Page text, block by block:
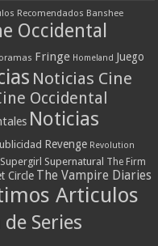
Recomendados Banshee
Occidental
Fringe Homeland Juego
Noticias Cine
Occidental
Noticias
Revenge Revolution
Supergirl Supernatural The Firm
Circle The Vampire Diaries
Articulos
Series